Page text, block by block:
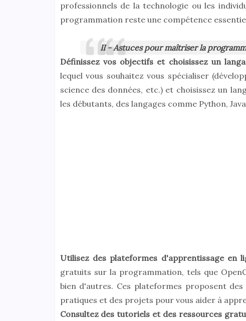
professionnels de la technologie ou les
programmation reste une compétence
II - Astuces pour maîtriser la
Définissez vos objectifs et choisissez un
lequel vous souhaitez vous spécialiser
science des données, etc.) et choisissez un
les débutants, des langages comme Python,
Utilisez des plateformes d'apprentissage en
gratuits sur la programmation, tels que
bien d'autres. Ces plateformes proposent
pratiques et des projets pour vous aider à
Consultez des tutoriels et des ressources